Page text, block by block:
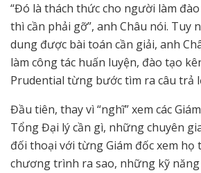
“Đó là thách thức cho người làm
thì cần phải gỡ”, anh Châu nói. Tuy
dung được bài toán cần giải, anh
làm công tác huấn luyện, đào tạo
Prudential từng bước tìm ra câu trả
Đầu tiên, thay vì “nghĩ” xem các
Tổng Đại lý cần gì, những chuyên
đối thoại với từng Giám đốc xem
chương trình ra sao, những kỹ